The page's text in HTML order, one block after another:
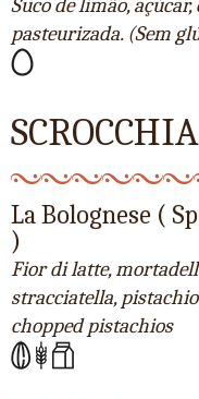
Suco de limão,
pasteurizada. (Sem
La Bolognese (
)
Fior di latte,
stracciatella,
chopped pistachios